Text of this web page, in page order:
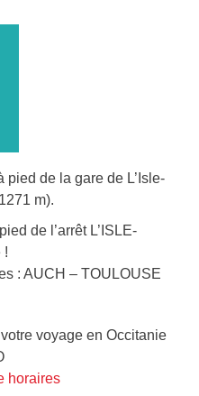
pied de la gare de L’Isle-
m).
de l’arrêt L’ISLE-
!
: AUCH – TOULOUSE
voyage en Occitanie
horaires